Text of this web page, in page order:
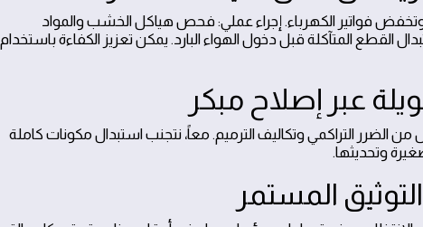
فواتير الكهرباء. إجراء عملي: فحص هياكل الخشب والمواد
القطع المتآكلة قبل دخول الهواء البارد. يمكن تعزيز الكفاءة باستخدام
من الضرر التراكمي وتكاليف الترميم. معاً، نتجنب استبدال مكونات كاملة
وتحديثها.